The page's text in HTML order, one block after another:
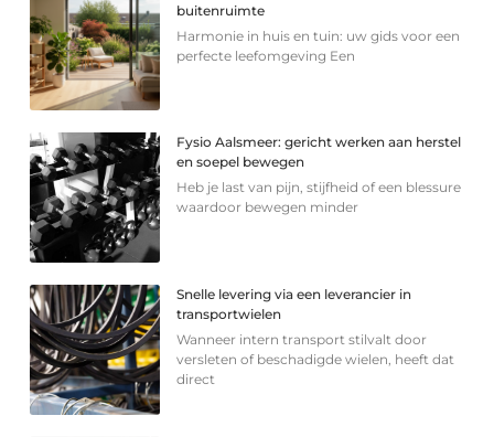
buitenruimte
Harmonie in huis en tuin: uw gids voor een
perfecte leefomgeving Een
Fysio Aalsmeer: gericht werken aan herstel
en soepel bewegen
Heb je last van pijn, stijfheid of een blessure
waardoor bewegen minder
Snelle levering via een leverancier in
transportwielen
Wanneer intern transport stilvalt door
versleten of beschadigde wielen, heeft dat
direct